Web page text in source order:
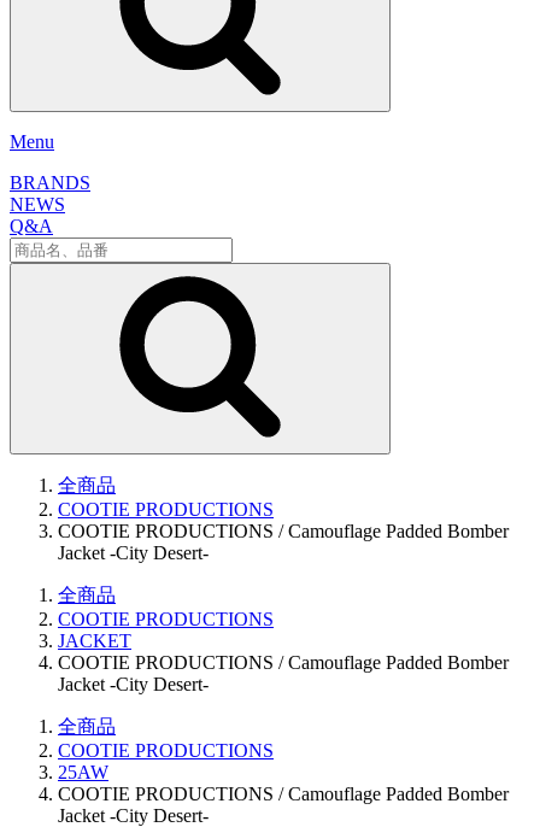
Menu
BRANDS
NEWS
Q&A
全商品
COOTIE PRODUCTIONS
COOTIE PRODUCTIONS / Camouflage Padded Bomber
Jacket -City Desert-
全商品
COOTIE PRODUCTIONS
JACKET
COOTIE PRODUCTIONS / Camouflage Padded Bomber
Jacket -City Desert-
全商品
COOTIE PRODUCTIONS
25AW
COOTIE PRODUCTIONS / Camouflage Padded Bomber
Jacket -City Desert-